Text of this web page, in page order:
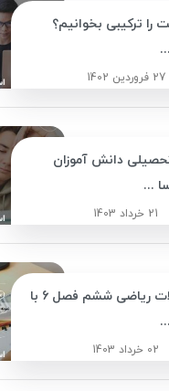
را ترکیبی بخوانیم؟
27 فروردین 1402
دانش آموزان
...
21 خرداد 1403
نمونه سوالات ریاضی ششم فصل 6 با
02 خرداد 1403